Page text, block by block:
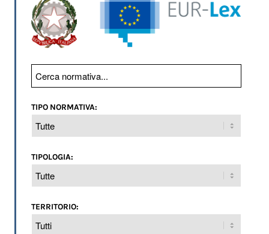
TIPO NORMATIVA:
TIPOLOGIA:
TERRITORIO: